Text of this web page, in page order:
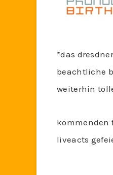
*das
beachtliche
weiterhin
kommenden
liveacts